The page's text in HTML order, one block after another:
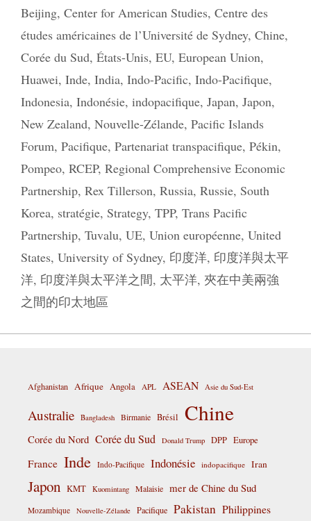
Beijing, Center for American Studies, Centre des
études américaines de l’Université de Sydney, Chine,
Corée du Sud, États-Unis, EU, European Union,
Huawei, Inde, India, Indo-Pacific, Indo-Pacifique,
Indonesia, Indonésie, indopacifique, Japan, Japon,
New Zealand, Nouvelle-Zélande, Pacific Islands
Forum, Pacifique, Partenariat transpacifique, Pékin,
Pompeo, RCEP, Regional Comprehensive Economic
Partnership, Rex Tillerson, Russia, Russie, South
Korea, stratégie, Strategy, TPP, Trans Pacific
Partnership, Tuvalu, UE, Union européenne, United
States, University of Sydney, 印度洋, 印度洋與太平
洋, 印度洋與太平洋之間, 太平洋, 夾在中美兩強
之間的印太地區
Afghanistan Afrique Angola APL ASEAN Asie du Sud-Est
Australie Bangladesh Birmanie Brésil Chine
Corée du Nord Corée du Sud Donald Trump DPP Europe
France Inde Indo-Pacifique Indonésie indopacifique Iran
Japon KMT Kuomintang Malaisie mer de Chine du Sud
Mozambique Nouvelle-Zélande Pacifique Pakistan Philippines